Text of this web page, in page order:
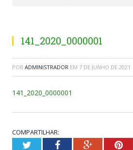
141_2020_0000001
POR ADMINISTRADOR EM 7 DE JUNHO DE 2021
141_2020_0000001
COMPARTILHAR:
TwitterFacebookGoogle+